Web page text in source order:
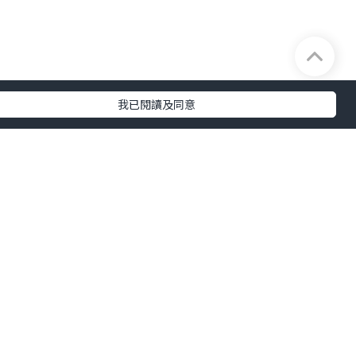
整性不負任何法律責任。
我已閱讀及同意